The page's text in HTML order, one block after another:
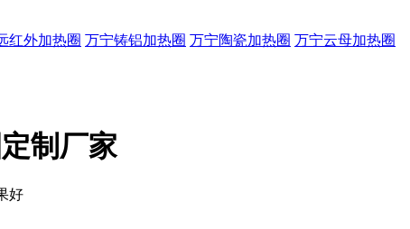
红外加热圈 万宁铸铝加热圈 万宁陶瓷加热圈 万宁云母加热圈
制厂家
好